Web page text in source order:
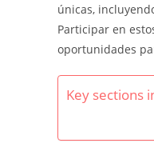
únicas,
Participar en
oportunidades
Key sections